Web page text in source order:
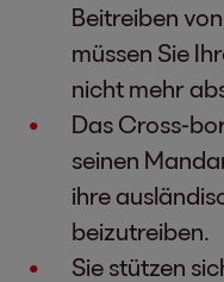
Beitreiben
müssen Sie
nicht mehr
Das Cross-
seinen
ihre
beizutreiben.
Sie stützen